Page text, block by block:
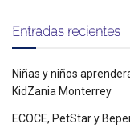
Entradas recientes
Niñas y niños
KidZania Monterrey
ECOCE, PetStar y